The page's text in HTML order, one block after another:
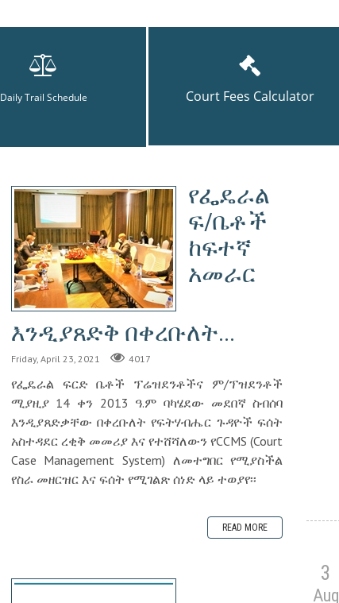
Daily Trail Schedule Court Fees Calculator
የፌዴራል
ፍ/ቤቶች
ከፍተኛ
አመራር
እንዲያጸድቅ በቀረቡለት...
Friday, April 23, 2021 4017
የፌዴራል ፍርድ ቤቶች ፕሬዝደንቶችና ም/ፕዝደንቶች
ሚያዚያ 14 ቀን 2013 ዓ.ም ባካሄደው መደበኛ ስብሰባ
እንዲያጸድቃቸው በቀረቡለት የፍትሃብሔር ጉዳዮች ፍሰት
አስተዳደር ረቂቅ መመሪያ እና የተሸሻለውን የCCMS (Court
Case Management System) ለመተግበር የሚያስችል
የስራ መዘርዝር እና ፍሰት የሚገልጽ ሰነድ ላይ ተወያየ፡፡
READ MORE
3
Aug